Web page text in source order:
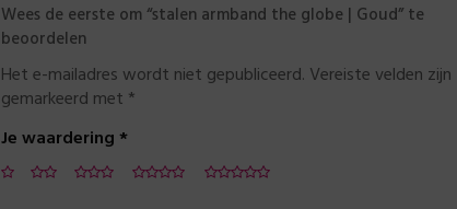
Wees de eerste om “stalen armband the globe | Goud” te
beoordelen
Het e-mailadres wordt niet gepubliceerd. Vereiste velden zijn
gemarkeerd met *
Je waardering*